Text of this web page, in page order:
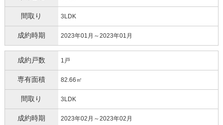
間取り 3LDK
成約時期 2023年01月～2023年01月
成約戸数 1戸
専有面積 82.66㎡
間取り 3LDK
成約時期 2023年02月～2023年02月